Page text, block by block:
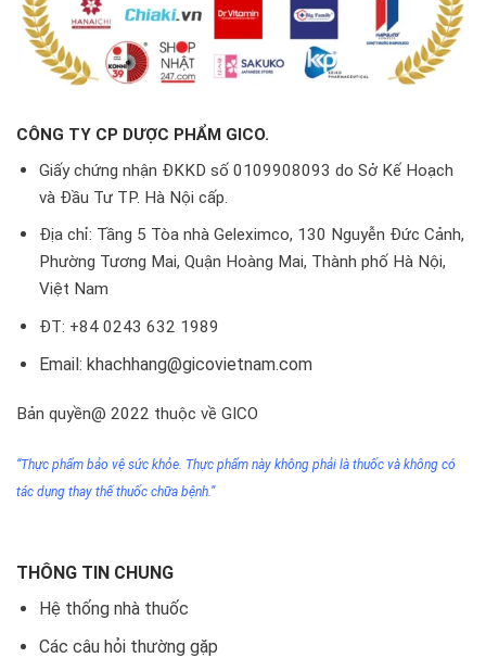
CÔNG TY CP DƯỢC PHẨM GICO.
Giấy chứng nhận ĐKKD số 0109908093 do Sở Kế Hoạch
và Đầu Tư TP. Hà Nội cấp.
Địa chỉ: Tầng 5 Tòa nhà Geleximco, 130 Nguyễn Đức Cảnh,
Phường Tương Mai, Quận Hoàng Mai, Thành phố Hà Nội,
Việt Nam
ĐT: +84 0243 632 1989
Email: khachhang@gicovietnam.com
Bản quyền@ 2022 thuộc về GICO
“Thực phẩm bảo vệ sức khỏe. Thực phẩm này không phải là thuốc và không có
tác dụng thay thế thuốc chữa bệnh.”
THÔNG TIN CHUNG
Hệ thống nhà thuốc
Các câu hỏi thường gặp